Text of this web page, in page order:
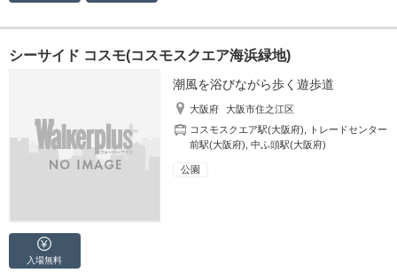
シーサイド コスモ(コスモスクエア海浜緑地)
潮風を浴びながら歩く遊歩道
大阪府
大阪市住之江区
コスモスクエア駅(大阪府)
トレードセンター
前駅(大阪府) ,中ふ頭駅(大阪府)
公園
入場無料